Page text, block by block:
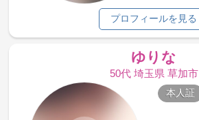
プロフィールを見る
ゆりな
50代 埼玉県 草加市
本人証